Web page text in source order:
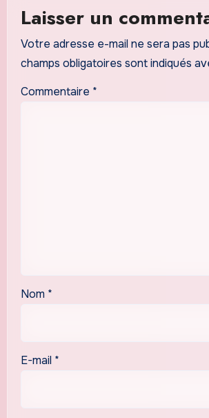
Laisser un
Votre adresse e-mail ne sera pas
champs obligatoires sont indiqués
Commentaire *
Nom *
E-mail *